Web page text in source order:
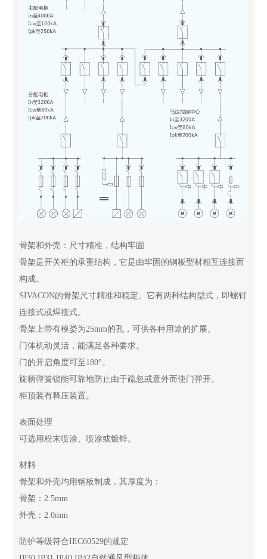
骨架和外壳：尺寸精准，结构牢固
骨架是开关柜的承重结构，它是由牢固的钢板型材相互连接而
构成。
SIVACON的骨架尺寸精准和稳定。它有两种结构型式，即螺钉
连接式或焊接式。
骨架上带有模娄为25mm的孔，可供各种用途的扩展。
门体机动灵活，能满足各种要求。
门的开启角度可至180°。
旋柄弹簧锁能可靠地防止由于疏忽或意外而使门弹开。
柜顶装有释压装置。
表面处理
可选用粉末喷涂、喷涂或镀锌。
材料
骨架和外壳均用钢板制成，其厚度为：
骨架：2.5mm
外壳：2.0mm
防护等级符合IEC60529的规定